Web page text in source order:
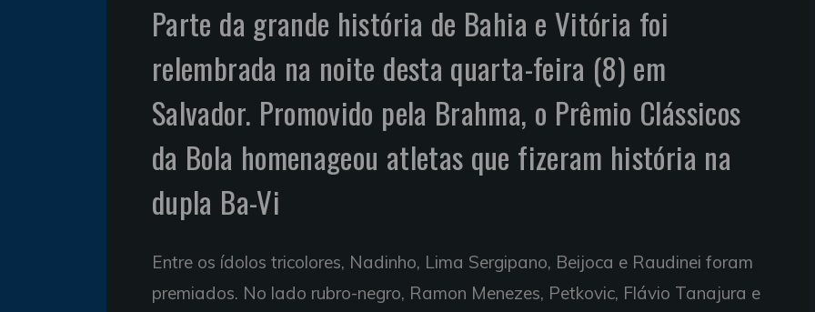
Parte da grande história de Bahia e Vitória foi
relembrada na noite desta quarta-feira (8) em
Salvador. Promovido pela Brahma, o Prêmio Clássicos
da Bola homenageou atletas que fizeram história na
dupla Ba-Vi
Entre os ídolos tricolores, Nadinho, Lima Sergipano, Beijoca e Raudinei foram
premiados. No lado rubro-negro, Ramon Menezes, Petkovic, Flávio Tanajura e